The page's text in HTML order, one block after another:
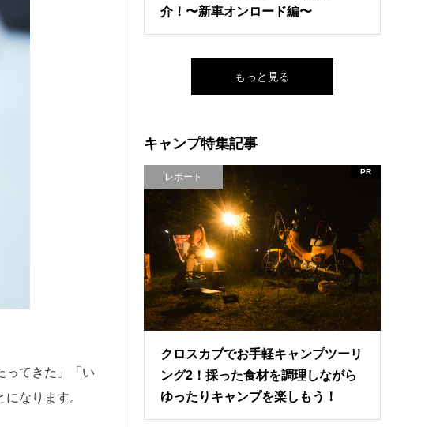
ってきた」「い
なります。
介！〜新車オンロード編〜
もっと見る
キャンプ特集記事
レポート PR
クロスカブでお手軽キャンプツーリ
ング2！採った食材を調理しながら
ゆったりキャンプを楽しもう！